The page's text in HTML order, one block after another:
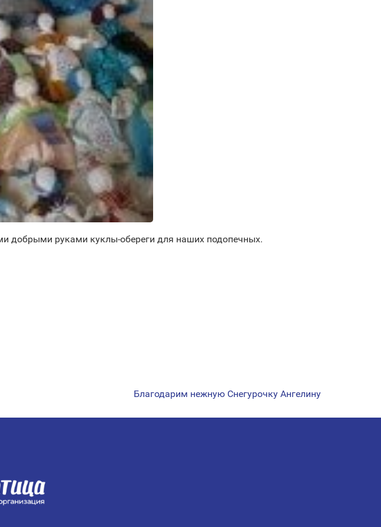
добрыми руками куклы-обереги для наших подопечных.
Благодарим нежную Снегурочку Ангелину